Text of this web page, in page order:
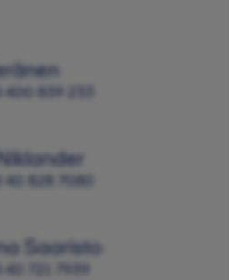
400 839 233
40 828 7080
Saaristo
40 721 7939